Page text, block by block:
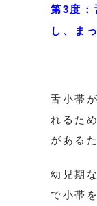
第3度：
し、ま
舌小帯
れるた
がある
幼児期
で小帯